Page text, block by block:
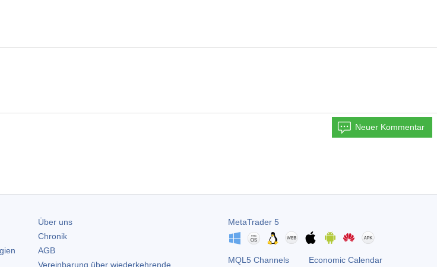
Neuer Kommentar
Über uns
Chronik
AGB
Vereinbarung über wiederkehrende
MetaTrader 5
MQL5 Channels Economic Calendar